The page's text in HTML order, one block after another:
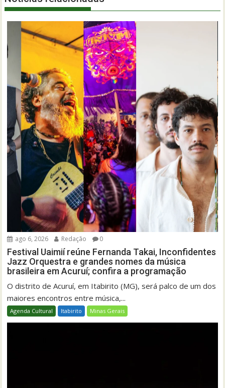
ago 6, 2026 Redação 0
Festival Uaimií reúne Fernanda Takai, Inconfidentes
Jazz Orquestra e grandes nomes da música
brasileira em Acuruí; confira a programação
O distrito de Acuruí, em Itabirito (MG), será palco de um dos
maiores encontros entre música,...
Agenda Cultural Itabirito Minas Gerais